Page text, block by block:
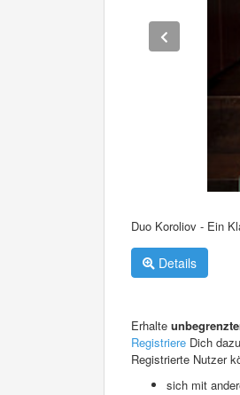
Duo Koroliov - Ein
Details
Erhalte
Registriere Dich
Registrierte Nutzer
sich mit